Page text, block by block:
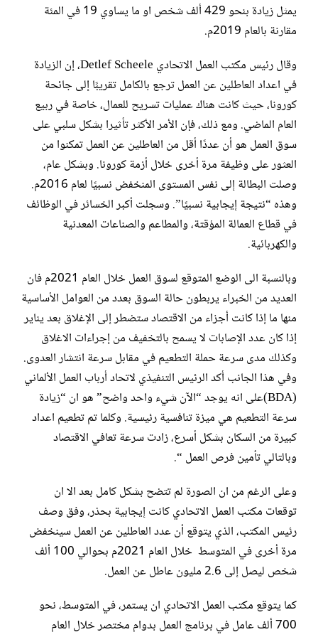
يمثل زيادة بنحو 429 ألف شخص او ما يساوي 19 في المئة
مقارنة بالعام 2019م.
وقال رئيس مكتب العمل الاتحادي Detlef Scheele، إن الزيادة
في اعداد العاطلين عن العمل ترجع بالكامل تقريبًا إلى جائحة
كورونا، حيث كانت هناك عمليات تسريح للعمال، خاصة في ربيع
العام الماضي. ومع ذلك، فإن الأمر الأكثر تأثيرا بشكل سلبي على
سوق العمل هو أن عددًا أقل من العاطلين عن العمل تمكنوا من
العثور على وظيفة مرة أخرى خلال أزمة كورونا. وبشكل عام،
وصلت البطالة إلى نفس المستوى المنخفض نسبيًا لعام 2016م.
وهذه “نتيجة إيجابية نسبيًا”. وسجلت أكبر الخسائر في الوظائف
في قطاع العمالة المؤقتة، والمطاعم والصناعات المعدنية
والكهربائية.
وبالنسبة الى الوضع المتوقع لسوق العمل خلال العام 2021م فان
العديد من الخبراء يربطون حالة السوق بعدد من العوامل الأساسية
منها ما إذا كانت أجزاء من الاقتصاد ستضطر إلى الإغلاق بعد يناير
إذا كان عدد الإصابات لا يسمح بالتخفيف من إجراءات الاغلاق
وكذلك مدى سرعة حملة التطعيم في مقابل سرعة انتشار العدوى.
وفي هذا الجانب أكد الرئيس التنفيذي لاتحاد أرباب العمل الألماني
(BDA)على انه يوجد “الآن شيء واحد واضح” هو ان “زيادة
سرعة التطعيم هي ميزة تنافسية رئيسية. وكلما تم تطعيم اعداد
كبيرة من السكان بشكل أسرع، زادت سرعة تعافي الاقتصاد
وبالتالي تأمين فرص العمل “.
وعلى الرغم من ان الصورة لم تتضح بشكل كامل بعد الا ان
توقعات مكتب العمل الاتحادي كانت إيجابية بحذر، وفق وصف
رئيس المكتب، الذي يتوقع أن عدد العاطلين عن العمل سينخفض ​​
مرة أخرى في المتوسط ​​ خلال العام 2021م بحوالي 100 ألف
شخص ليصل إلى 2.6 مليون عاطل عن العمل.
كما يتوقع مكتب العمل الاتحادي ان يستمر، في المتوسط، نحو
700 ألف عامل في برنامج العمل بدوام مختصر خلال العام